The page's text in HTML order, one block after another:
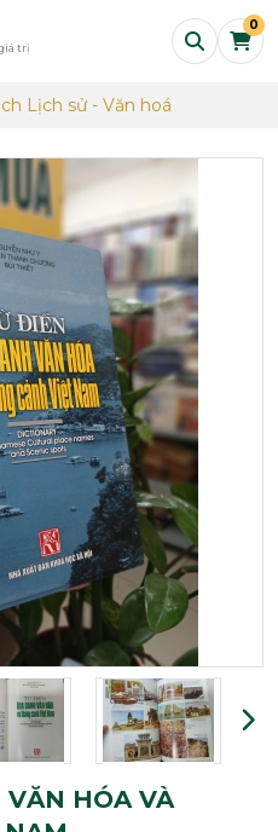
trị
0
Lịch sử - Văn hoá
HÓA VÀ